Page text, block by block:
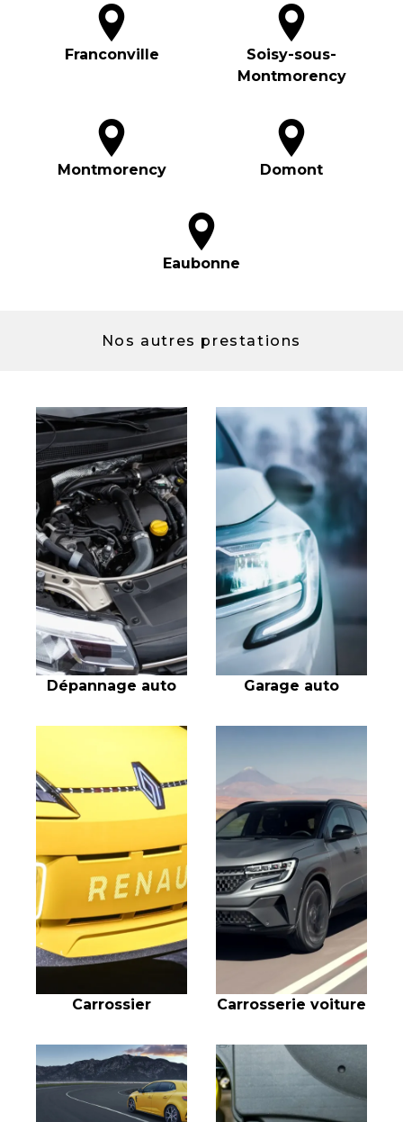
Franconville
Soisy-sous-
Montmorency
Montmorency Domont
Eaubonne
Nos autres prestations
Dépannage auto Garage auto
Carrossier Carrosserie voiture